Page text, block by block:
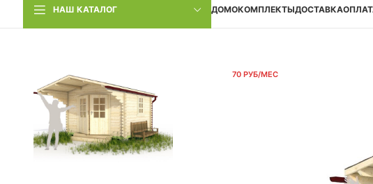
НАШ КАТАЛОГ ДОМОКОМПЛЕКТЫДОСТАВКА
70 РУБ/МЕС